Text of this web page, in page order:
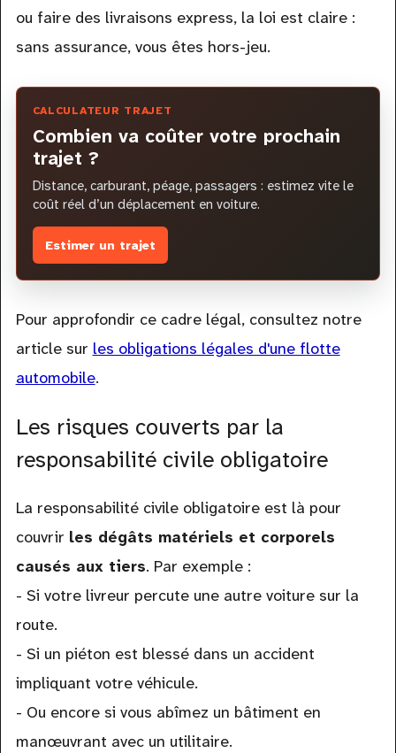
ou faire des livraisons express, la loi est claire :
sans assurance, vous êtes hors-jeu.
CALCULATEUR TRAJET
Combien va coûter votre prochain
trajet ?
Distance, carburant, péage, passagers : estimez vite le
coût réel d’un déplacement en voiture.
Estimer un trajet
Pour approfondir ce cadre légal, consultez notre
article sur les obligations légales d'une flotte
automobile.
Les risques couverts par la
responsabilité civile obligatoire
La responsabilité civile obligatoire est là pour
couvrir les dégâts matériels et corporels
causés aux tiers. Par exemple :
- Si votre livreur percute une autre voiture sur la
route.
- Si un piéton est blessé dans un accident
impliquant votre véhicule.
- Ou encore si vous abîmez un bâtiment en
manœuvrant avec un utilitaire.